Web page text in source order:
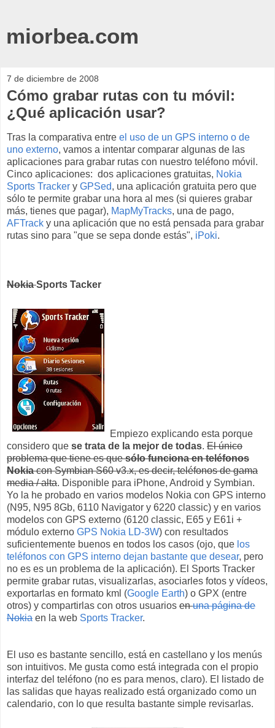
miorbea.com
7 de diciembre de 2008
Cómo grabar rutas con tu móvil:
¿Qué aplicación usar?
Tras la comparativa entre el uso de un GPS interno o de
uno externo, vamos a intentar comparar algunas de las
aplicaciones para grabar rutas con nuestro teléfono móvil.
Cinco aplicaciones: dos aplicaciones gratuitas, Nokia
Sports Tracker y GPSed, una aplicación gratuita pero que
sólo te permite grabar una hora al mes (si quieres grabar
más, tienes que pagar), MapMyTracks, una de pago,
AFTrack y una aplicación que no está pensada para grabar
rutas sino para "que se sepa donde estás", iPoki.
NokiaSports Tacker
Empiezo explicando esta porque
considero que se trata de la mejor de todas. El único
problema que tiene es quesólo funciona en teléfonos
Nokiacon Symbian S60 v3.x, es decir, teléfonos de gama
media / alta. Disponible para iPhone, Android y Symbian.
Yo la he probado en varios modelos Nokia con GPS interno
(N95, N95 8Gb, 6110 Navigator y 6220 classic) y en varios
modelos con GPS externo (6120 classic, E65 y E61i +
módulo externo GPS Nokia LD-3W) con resultados
suficientemente buenos en todos los casos (ojo, que los
teléfonos con GPS interno dejan bastante que desear, pero
no es es un problema de la aplicación). El Sports Tracker
permite grabar rutas, visualizarlas, asociarles fotos y vídeos,
exportarlas en formato kml (Google Earth) o GPX (entre
otros) y compartirlas con otros usuarios enuna página de
Nokia en la web Sports Tracker.
El uso es bastante sencillo, está en castellano y los menús
son intuitivos. Me gusta como está integrada con el propio
interfaz del teléfono (no es para menos, claro). El listado de
las salidas que hayas realizado está organizado como un
calendario, con lo que resulta bastante simple revisarlas.